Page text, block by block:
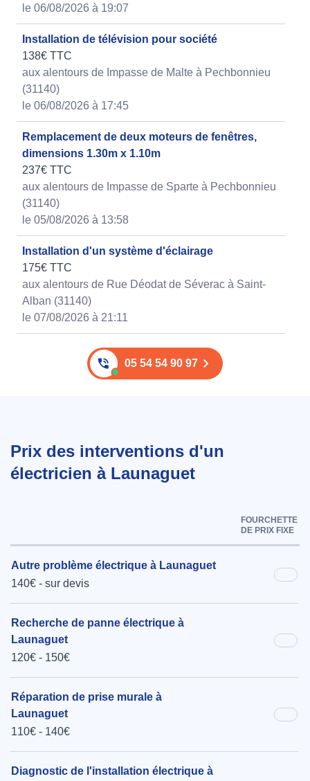
le 06/08/2026 à 19:07
Installation de télévision pour société
138€ TTC
aux alentours de Impasse de Malte à Pechbonnieu
(31140)
le 06/08/2026 à 17:45
Remplacement de deux moteurs de fenêtres,
dimensions 1.30m x 1.10m
237€ TTC
aux alentours de Impasse de Sparte à Pechbonnieu
(31140)
le 05/08/2026 à 13:58
Installation d'un système d'éclairage
175€ TTC
aux alentours de Rue Déodat de Séverac à Saint-
Alban (31140)
le 07/08/2026 à 21:11
05 54 54 90 97
Prix des interventions d'un
électricien à Launaguet
FOURCHETTE
DE PRIX FIXE
Autre problème électrique à Launaguet
140€ - sur devis
Recherche de panne électrique à
Launaguet
120€ - 150€
Réparation de prise murale à
Launaguet
110€ - 140€
Diagnostic de l'installation électrique à